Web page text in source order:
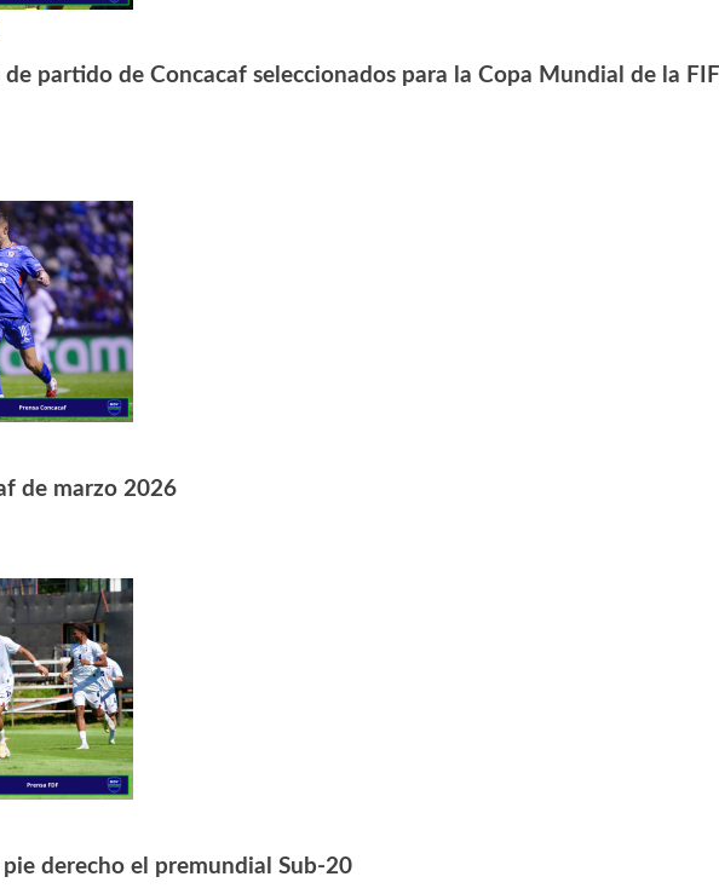
partido de Concacaf seleccionados para la Copa Mundial de la
de marzo 2026
derecho el premundial Sub-20